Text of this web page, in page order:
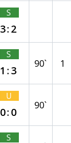
S
3:2
S
1:3
90` 1
U
0:0
90`
S